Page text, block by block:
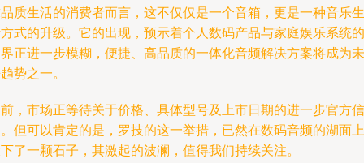
质生活的消费者而言，这不仅仅是一个音箱，更是一种音乐生
式的升级。它的出现，预示着个人数码产品与家庭娱乐系统的
正进一步模糊，便捷、高品质的一体化音频解决方案将成为未
势之一。
，市场正等待关于价格、具体型号及上市日期的进一步官方信
但可以肯定的是，罗技的这一举措，已然在数码音频的湖面上
了一颗石子，其激起的波澜，值得我们持续关注。